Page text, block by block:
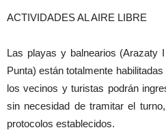
ACTIVIDADES AL AIRE LIBRE
Las playas y balnearios
Punta) están totalmente
los vecinos y turistas podrán
sin necesidad de tramitar el
protocolos establecidos.